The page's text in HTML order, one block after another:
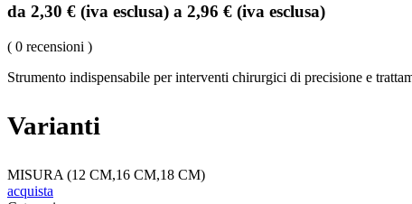
da 2,30 € (iva esclusa) a 2,96 € (iva esclusa)
( 0 recensioni )
Strumento indispensabile per interventi chirurgici di precisione e
Varianti
MISURA (12 CM,16 CM,18 CM)
acquista